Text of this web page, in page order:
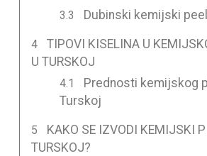
Dubinski kemijski
TIPOVI KISELINA U
U TURSKOJ
Prednosti kemijskog
Turskoj
KAKO SE IZVODI KEMIJSKI
TURSKOJ?